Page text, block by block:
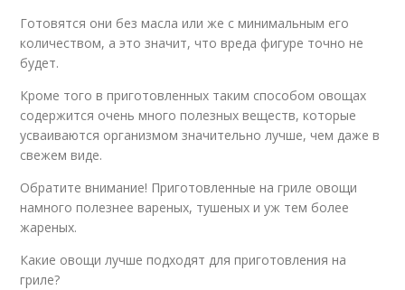
Готовятся они без масла или же с минимальным его
количеством, а это значит, что вреда фигуре точно не
будет.
Кроме того в приготовленных таким способом овощах
содержится очень много полезных веществ, которые
усваиваются организмом значительно лучше, чем даже в
свежем виде.
Обратите внимание! Приготовленные на гриле овощи
намного полезнее вареных, тушеных и уж тем более
жареных.
Какие овощи лучше подходят для приготовления на
гриле?